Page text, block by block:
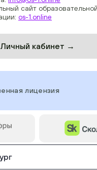
сайт образовательной
os-1.online
Личный кабинет →
лицензия